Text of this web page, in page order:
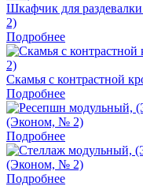
Шкафчик для
2)
Подробнее
Скамья с контрастной
Подробнее
(Эконом, № 2)
Подробнее
(Эконом, № 2)
Подробнее